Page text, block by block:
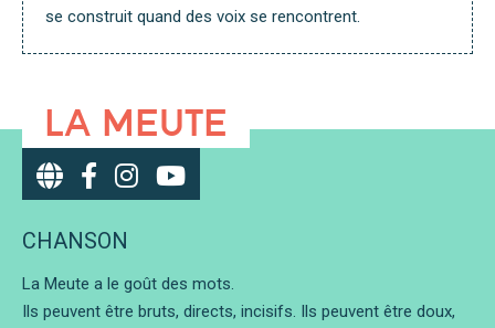
se construit quand des voix se rencontrent.
LA MEUTE
CHANSON
La Meute a le goût des mots.
Ils peuvent être bruts, directs, incisifs. Ils peuvent être doux,